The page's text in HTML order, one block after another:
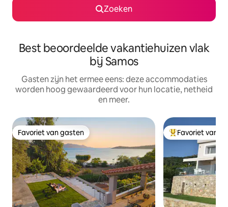
Zoeken
Best beoordeelde vakantiehuizen vlak
bij Samos
Gasten zijn het ermee eens: deze accommodaties
worden hoog gewaardeerd voor hun locatie, netheid
en meer.
Favoriet van gasten
Favoriet van gasten Topfavoriet van
Favoriet van